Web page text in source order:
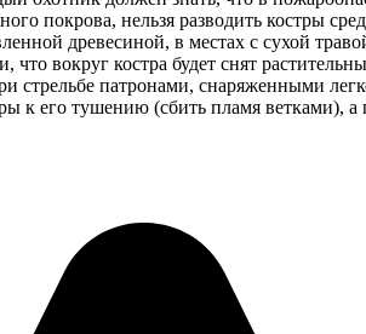
покрова, нельзя разводить костры
древесиной, в местах с сухой
что вокруг костра будет снят
стрельбе патронами, снаряженными
к его тушению (сбить пламя ветками),